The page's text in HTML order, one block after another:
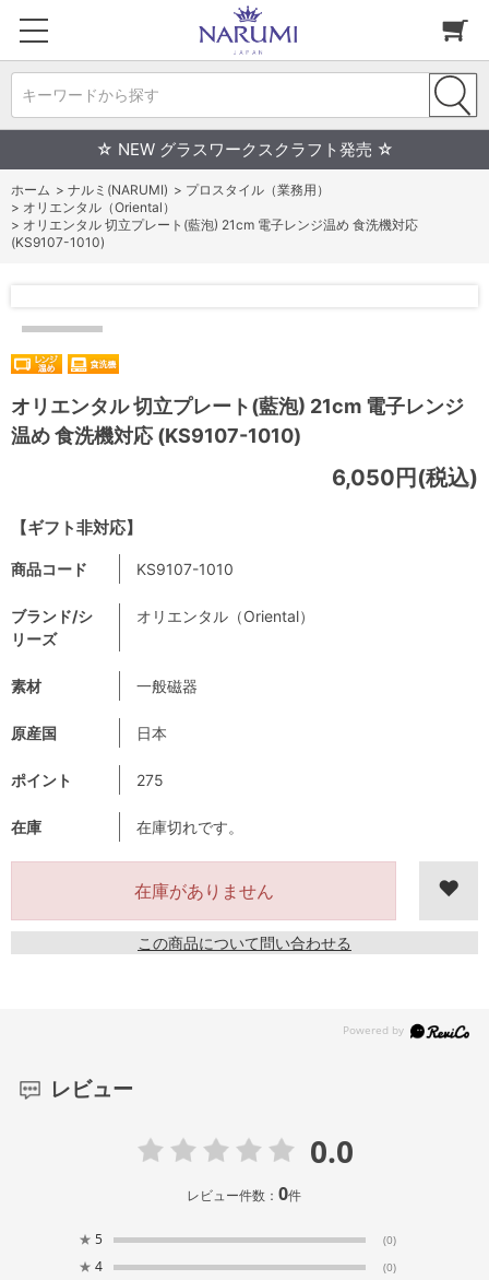
キーワードから探す
☆ NEW グラスワークスクラフト発売 ☆
ホーム > ナルミ(NARUMI) > プロスタイル（業務用）
> オリエンタル（Oriental）
> オリエンタル 切立プレート(藍泡) 21cm 電子レンジ温め 食洗機対応
(KS9107-1010)
オリエンタル 切立プレート(藍泡) 21cm 電子レンジ
温め 食洗機対応 (KS9107-1010)
【ギフト非対応】
6,050円(税込)
商品コード KS9107-1010
ブランド/シ
リーズ
オリエンタル（Oriental）
素材 一般磁器
原産国 日本
ポイント 275
在庫 在庫切れです。
在庫がありません
この商品について問い合わせる
レビュー
0.0
レビュー件数：0件
★ 5 (0)
★ 4 (0)